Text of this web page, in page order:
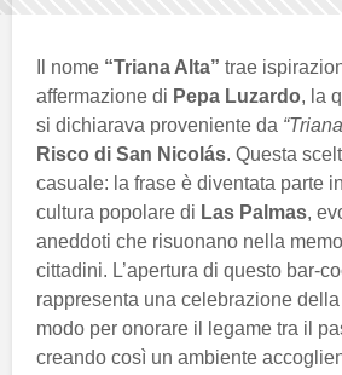
Il nome “Triana Alta” trae
affermazione di Pepa Luzardo, la
si dichiarava proveniente da
Risco di San Nicolás. Questa
casuale: la frase è diventata parte
cultura popolare di Las Palmas,
aneddoti che risuonano nella
cittadini. L’apertura di questo bar-
rappresenta una celebrazione
modo per onorare il legame tra il
creando così un ambiente